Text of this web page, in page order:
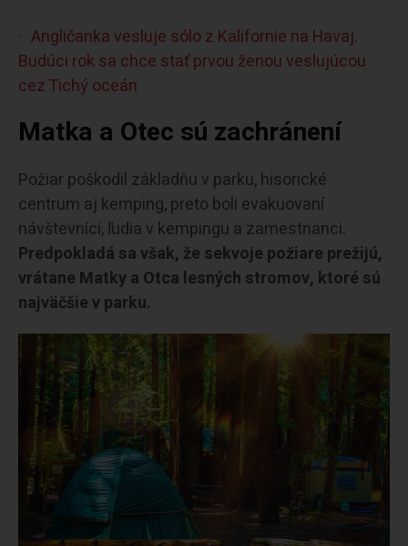
Angličanka vesluje sólo z Kalifornie na Havaj.
Budúci rok sa chce stať prvou ženou veslujúcou
cez Tichý oceán
Matka a Otec sú zachránení
Požiar poškodil základňu v parku, hisorické
centrum aj kemping, preto boli evakuovaní
návštevníci, ľudia v kempingu a zamestnanci.
Predpokladá sa však, že sekvoje požiare prežijú,
vrátane Matky a Otca lesných stromov, ktoré sú
najväčšie v parku.